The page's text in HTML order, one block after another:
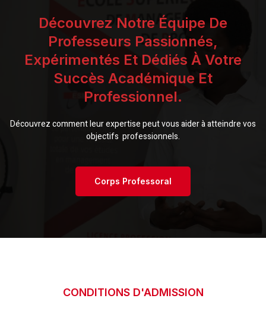
Découvrez Notre Équipe De
Professeurs Passionnés,
Expérimentés Et Dédiés À Votre
Succès Académique Et
Professionnel.
Découvrez comment leur expertise peut vous aider à atteindre vos
objectifs professionnels.
Corps Professoral
CONDITIONS D'ADMISSION